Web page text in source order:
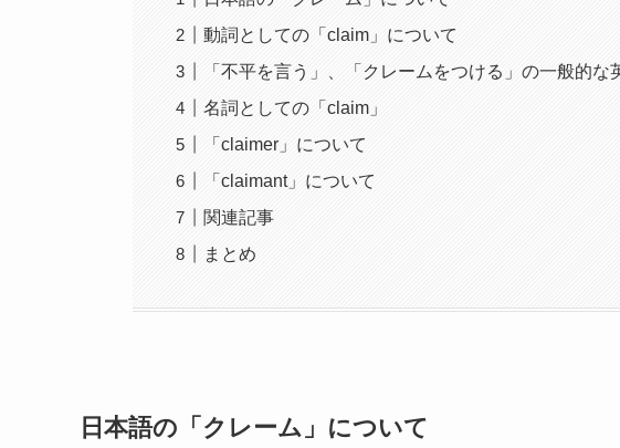
動詞としての「claim」について
「不平を言う」、「クレームをつける」の一般的な
名詞としての「claim」
「claimer」について
「claimant」について
関連記事
まとめ
日本語の「クレーム」について